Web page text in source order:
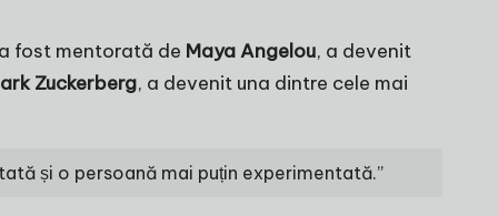
fost mentorată de Maya Angelou, a devenit
Zuckerberg, a devenit una dintre cele mai
și o persoană mai puțin experimentată.”